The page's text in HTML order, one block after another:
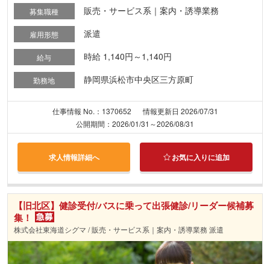
募集職種 販売・サービス系｜案内・誘導業務
雇用形態 派遣
給与 時給 1,140円～1,140円
勤務地 静岡県浜松市中央区三方原町
仕事情報 No.：1370652
情報更新日 2026/07/31
公開期間：2026/01/31～2026/08/31
求人情報詳細へ お気に入りに追加
【旧北区】健診受付/バスに乗って出張健診/リーダー候補募
集！
株式会社東海道シグマ / 販売・サービス系｜案内・誘導業務 派遣